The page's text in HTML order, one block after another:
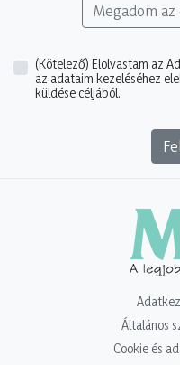
Megadom
(Kötelező) Elolvastam az
az adataim kezeléséhez
küldése céljából.
Általános
Cookie és